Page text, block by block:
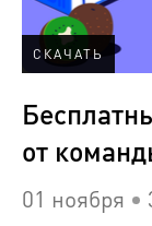
СКАЧАТЬ
от
01 ноября